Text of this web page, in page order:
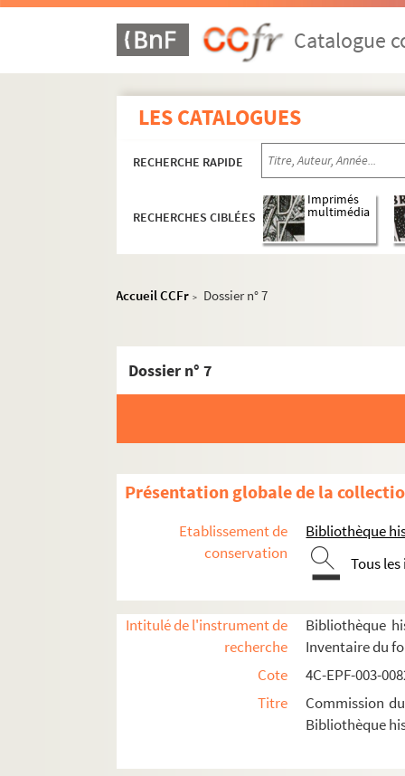
Catalogue
LES CATALOGUES
RECHERCHE RAPIDE
RECHERCHES CIBLÉES
Imprimés
multimédia
Accueil CCFr > Dossier n° 7
Dossier n° 7
Présentation globale de la
Etablissement de
conservation
Bibliothèque
Tous
Intitulé de l'instrument de
recherche
Bibliothèque
Inventaire du
Cote
4C-EPF-003-
Titre
Commission
Bibliothèque
2e arrondissement
3e arrondissement
6e arrondissement
7e arrondissement
8e arrondissement
9e arrondissement
11e arrondissement
12e arrondissement
13e arrondissement
Dossier n° 3